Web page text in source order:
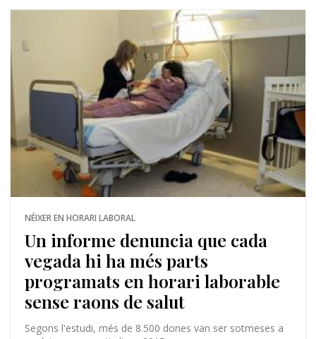
NÉIXER EN HORARI LABORAL
Un informe denuncia que cada
vegada hi ha més parts
programats en horari laborable
sense raons de salut
Segons l'estudi, més de 8.500 dones van ser sotmeses a